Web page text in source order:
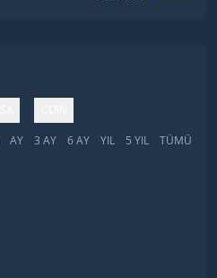
AY 3 AY 6 AY YIL 5 YIL TÜMÜ